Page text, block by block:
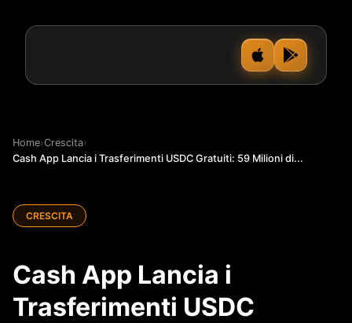
Home›Crescita›
Cash App Lancia i Trasferimenti USDC Gratuiti: 59 Milioni di...
CRESCITA
Cash App Lancia i
Trasferimenti USDC